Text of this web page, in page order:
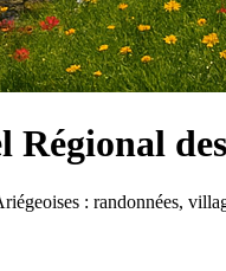
: randonnées,